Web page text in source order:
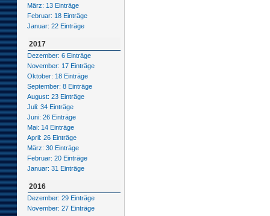
März: 13 Einträge
Februar: 18 Einträge
Januar: 22 Einträge
2017
Dezember: 6 Einträge
November: 17 Einträge
Oktober: 18 Einträge
September: 8 Einträge
August: 23 Einträge
Juli: 34 Einträge
Juni: 26 Einträge
Mai: 14 Einträge
April: 26 Einträge
März: 30 Einträge
Februar: 20 Einträge
Januar: 31 Einträge
2016
Dezember: 29 Einträge
November: 27 Einträge